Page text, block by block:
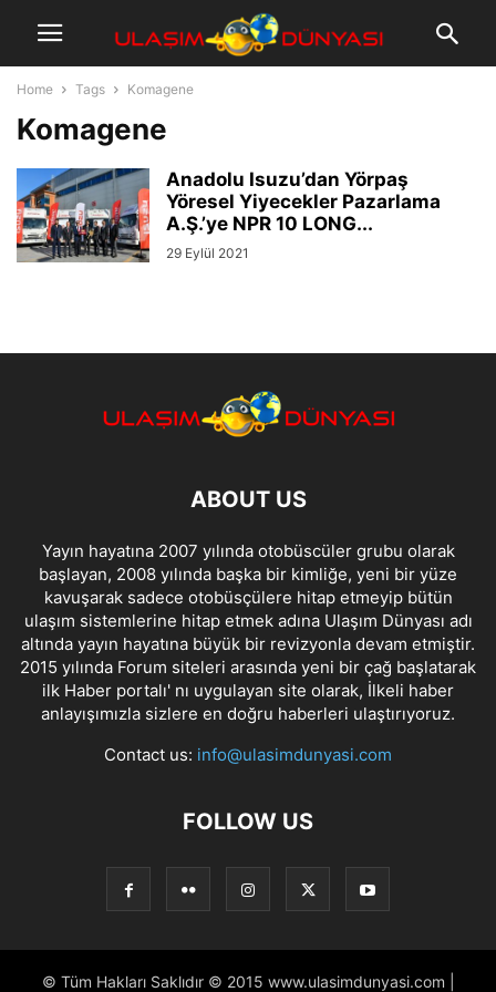
Home Tags Komagene
Komagene
Anadolu Isuzu’dan Yörpaş
Yöresel Yiyecekler Pazarlama
A.Ş.’ye NPR 10 LONG...
29 Eylül 2021
ABOUT US
Yayın hayatına 2007 yılında otobüscüler grubu olarak
başlayan, 2008 yılında başka bir kimliğe, yeni bir yüze
kavuşarak sadece otobüsçülere hitap etmeyip bütün
ulaşım sistemlerine hitap etmek adına Ulaşım Dünyası adı
altında yayın hayatına büyük bir revizyonla devam etmiştir.
2015 yılında Forum siteleri arasında yeni bir çağ başlatarak
ilk Haber portalı' nı uygulayan site olarak, İlkeli haber
anlayışımızla sizlere en doğru haberleri ulaştırıyoruz.
Contact us: info@ulasimdunyasi.com
FOLLOW US
© Tüm Hakları Saklıdır © 2015 www.ulasimdunyasi.com |